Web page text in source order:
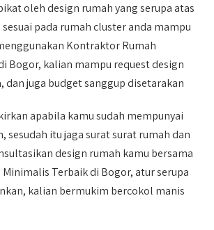
oleh design rumah yang serupa atas
pada rumah cluster anda mampu
Kontraktor Rumah
Bogor, kalian mampu request design
dan juga budget sanggup disetarakan
apabila kamu sudah mempunyai
sesudah itu jaga surat surat rumah dan
design rumah kamu bersama
Terbaik di Bogor, atur serupa
kalian bermukim bercokol manis